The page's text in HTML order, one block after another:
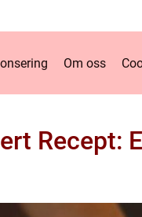
Om oss
Recept: